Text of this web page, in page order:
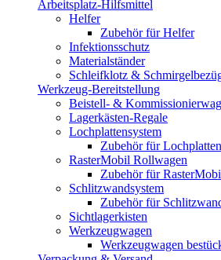
Arbeitsplatz-Hilfsmittel
Helfer
Zubehör für Helfer
Infektionsschutz
Materialständer
Schleifklotz &
Werkzeug-Bereitstellung
Beistell- &
Lagerkästen-Regale
Lochplattensystem
Zubehör für
RasterMobil Rollwagen
Zubehör für
Schlitzwandsystem
Zubehör für
Sichtlagerkisten
Werkzeugwagen
Werkzeugwagen